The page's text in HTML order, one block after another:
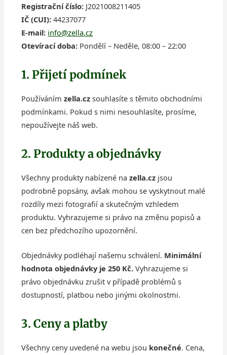
Registrační číslo: J2021008211405
IČ (CUI): 44237077
E-mail: info@zella.cz
Otevírací doba: Pondělí – Neděle, 08:00 – 22:00
1. Přijetí podmínek
Používánímzella.cz souhlasíte s těmito obchodními
podmínkami. Pokud s nimi nesouhlasíte, prosíme,
nepoužívejte náš web.
2. Produkty a objednávky
Všechny produkty nabízené nazella.cz jsou
podrobně popsány, avšak mohou se vyskytnout malé
rozdíly mezi fotografií a skutečným vzhledem
produktu. Vyhrazujeme si právo na změnu popisů a
cen bez předchozího upozornění.
Objednávky podléhají našemu schválení. Minimální
hodnota objednávky je 250 Kč. Vyhrazujeme si
právo objednávku zrušit v případě problémů s
dostupností, platbou nebo jinými okolnostmi.
3. Ceny a platby
Všechny ceny uvedené na webu jsou konečné. Cena,